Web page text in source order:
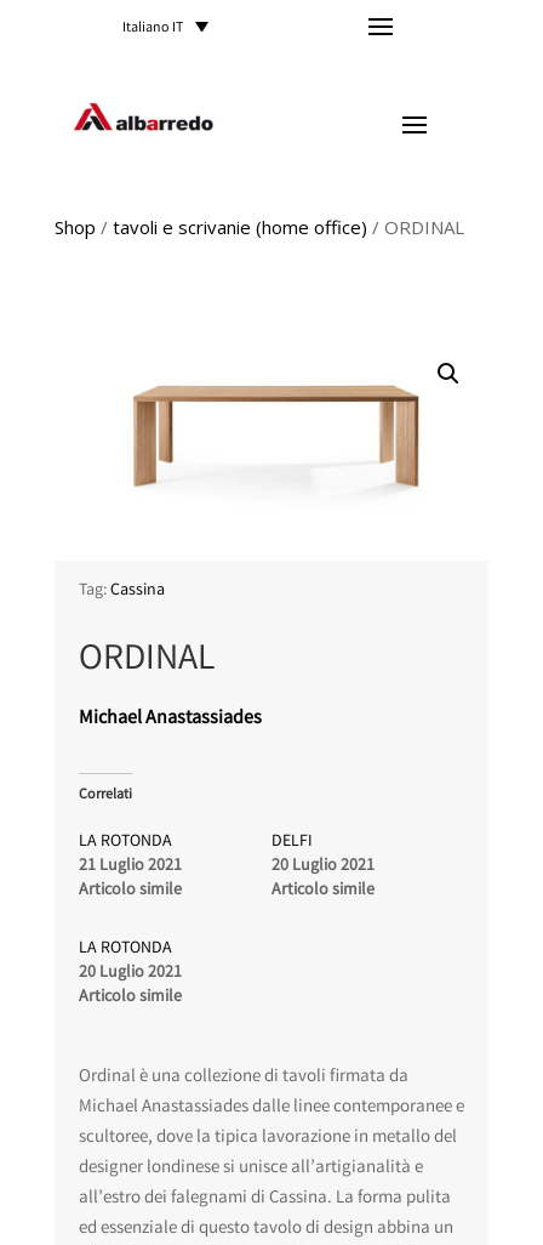
Italiano IT
Shop / tavoli e scrivanie (home office) / ORDINAL
Tag:Cassina
ORDINAL
Michael Anastassiades
Correlati
LA ROTONDA
21 Luglio 2021
Articolo simile
DELFI
20 Luglio 2021
Articolo simile
LA ROTONDA
20 Luglio 2021
Articolo simile
Ordinal è una collezione di tavoli firmata da
Michael Anastassiades dalle linee contemporanee e
scultoree, dove la tipica lavorazione in metallo del
designer londinese si unisce all’artigianalità e
all’estro dei falegnami di Cassina. La forma pulita
ed essenziale di questo tavolo di design abbina un